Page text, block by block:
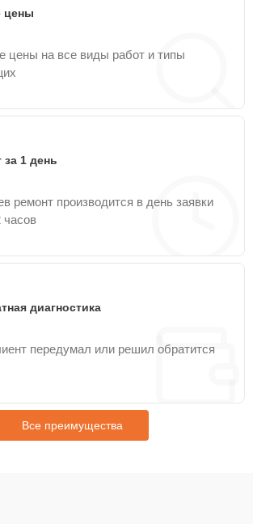
цены
цены на все виды работ и типы
за 1 день
ремонт производится в день заявки
часов
диагностика
передумал или решил обратится
Все преимущества